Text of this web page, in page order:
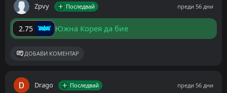
Zpvy Последвай преди 56 дни
2.75 Южна Корея да бие
ДОБАВИ КОМЕНТАР
Drago Последвай преди 56 дни